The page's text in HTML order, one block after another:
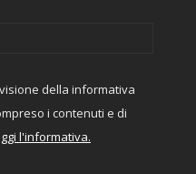
della informativa
i contenuti e di
l'informativa.